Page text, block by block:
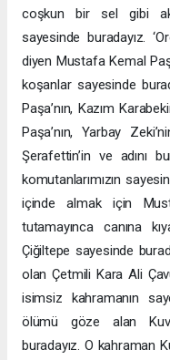
coşkun bir sel gibi
sayesinde buradayız.
diyen Mustafa Kemal
koşanlar sayesinde
Paşa’nın, Kazım
Paşa’nın, Yarbay
Şerafettin’in ve adını
komutanlarımızın
içinde almak için
tutamayınca canına
Çiğiltepe sayesinde
olan Çetmili Kara Ali
isimsiz kahramanın
ölümü göze alan
buradayız. O kahraman